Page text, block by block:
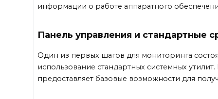
информации о работе аппаратного
Панель управления и стандартные
Один из первых шагов для мониторинга
использование стандартных системных
предоставляет базовые возможности для